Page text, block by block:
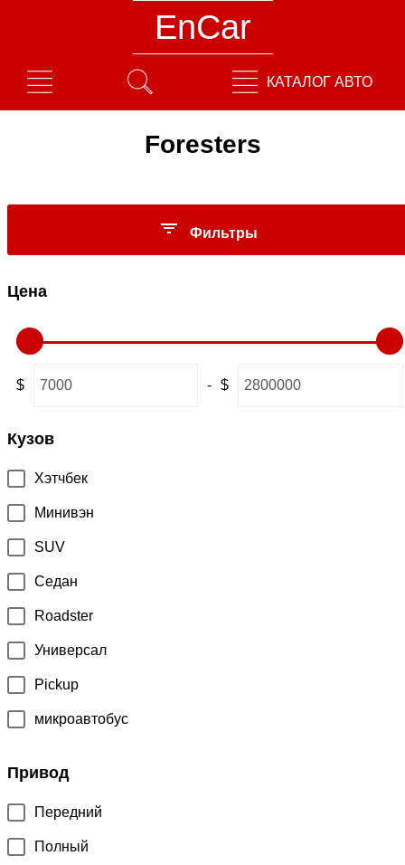
EnCar
КАТАЛОГ АВТО
Foresters
Фильтры
Цена
$ - $
Кузов
Хэтчбек
Минивэн
SUV
Седан
Roadster
Универсал
Pickup
микроавтобус
Привод
Передний
Полный